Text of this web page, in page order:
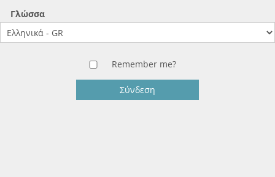
Γλώσσα
Remember me?
Σύνδεση